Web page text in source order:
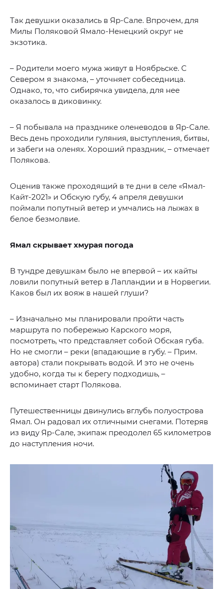
Так девушки оказались в Яр-Сале. Впрочем, для
Милы Поляковой Ямало-Ненецкий округ не
экзотика.
– Родители моего мужа живут в Ноябрьске. С
Севером я знакома, – уточняет собеседница.
Однако, то, что сибирячка увидела, для нее
оказалось в диковинку.
– Я побывала на празднике оленеводов в Яр-Сале.
Весь день проходили гуляния, выступления, битвы,
и забеги на оленях. Хороший праздник, – отмечает
Полякова.
Оценив также проходящий в те дни в селе «Ямал-
Кайт-2021» и Обскую губу, 4 апреля девушки
поймали попутный ветер и умчались на лыжах в
белое безмолвие.
Ямал скрывает хмурая погода
В тундре девушкам было не впервой – их кайты
ловили попутный ветер в Лапландии и в Норвегии.
Каков был их вояж в нашей глуши?
– Изначально мы планировали пройти часть
маршрута по побережью Карского моря,
посмотреть, что представляет собой Обская губа.
Но не смогли – реки (впадающие в губу. – Прим.
автора) стали покрывать водой. И это не очень
удобно, когда ты к берегу подходишь, –
вспоминает старт Полякова.
Путешественницы двинулись вглубь полуострова
Ямал. Он радовал их отличными снегами. Потеряв
из виду Яр-Сале, экипаж преодолел 65 километров
до наступления ночи.